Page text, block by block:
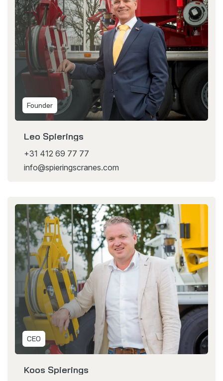
쿠키 정책
General terms and conditions
일반 약관
Founder
Leo Spierings
+31 412 69 77 77
info@spieringscranes.com
CEO
Koos Spierings